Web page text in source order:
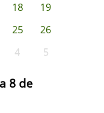
18
19
25
26
4 5
8 de